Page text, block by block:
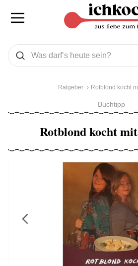
Was wollen Sie suchen
Suchen
Ratgeber Rotblond kocht
Buchtipp
Rotblond kocht
Previous